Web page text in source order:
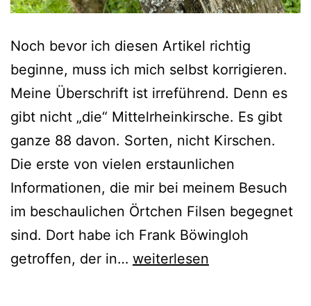
Noch bevor ich diesen Artikel richtig
beginne, muss ich mich selbst korrigieren.
Meine Überschrift ist irreführend. Denn es
gibt nicht „die“ Mittelrheinkirsche. Es gibt
ganze 88 davon. Sorten, nicht Kirschen.
Die erste von vielen erstaunlichen
Informationen, die mir bei meinem Besuch
im beschaulichen Örtchen Filsen begegnet
sind. Dort habe ich Frank Böwingloh
getroffen, der in… Die
weiterlesen